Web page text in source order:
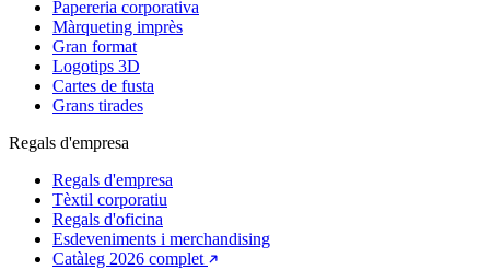
Papereria corporativa
Màrqueting imprès
Gran format
Logotips 3D
Cartes de fusta
Grans tirades
Regals d'empresa
Regals d'empresa
Tèxtil corporatiu
Regals d'oficina
Esdeveniments i merchandising
Catàleg 2026 complet